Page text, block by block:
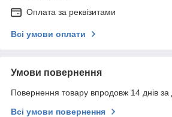
Оплата за реквізитами
Всі умови оплати
Умови повернення
Повернення товару впродовж 14 днів за
Всі умови повернення